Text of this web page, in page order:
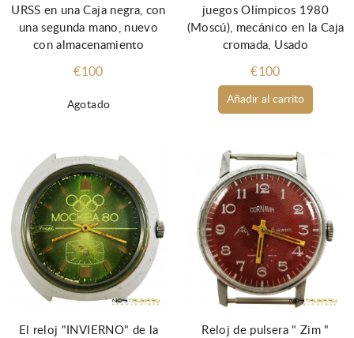
Agotado
URSS en una Caja negra, con
una segunda mano, nuevo
con almacenamiento
€100
Añadir al carrito
juegos Olímpicos 1980
(Moscú), mecánico en la Caja
cromada, Usado
€100
El reloj "INVIERNO" de la
Reloj de pulsera " Zim "